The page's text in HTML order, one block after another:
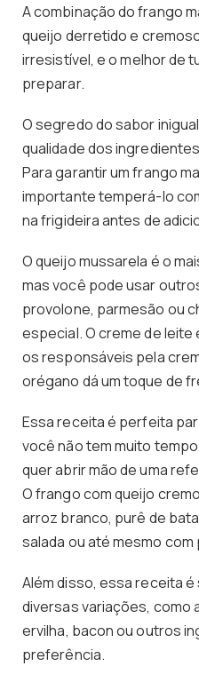
A combinação do frango
queijo derretido e
irresistível, e o melhor de
preparar.
O segredo do sabor
qualidade dos
Para garantir um frango
importante temperá-lo
na frigideira antes de
O queijo mussarela é o
mas você pode usar
provolone, parmesão ou
especial. O creme de
os responsáveis pela
orégano dá um toque de
Essa receita é perfeita
você não tem muito
quer abrir mão de uma
O frango com queijo
arroz branco, purê de
salada ou até mesmo
Além disso, essa receita
diversas variações, como
ervilha, bacon ou outros
preferência.